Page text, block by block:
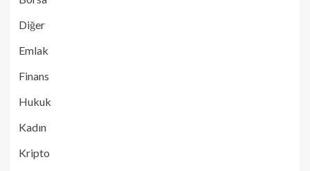
Diğer
Emlak
Finans
Hukuk
Kadın
Kripto